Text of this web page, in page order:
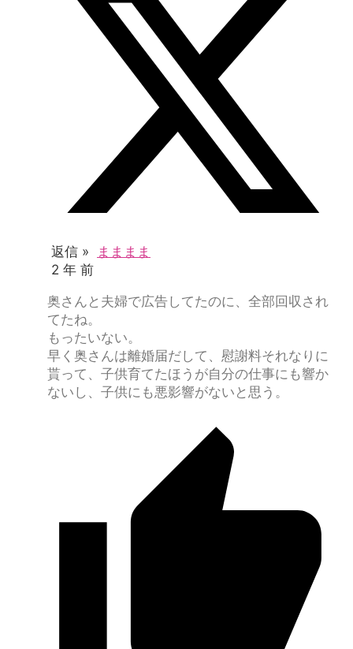
返信 »
まままま
2 年 前
奥さんと夫婦で広告してたのに、全部回収され
てたね。
もったいない。
早く奥さんは離婚届だして、慰謝料それなりに
貰って、子供育てたほうが自分の仕事にも響か
ないし、子供にも悪影響がないと思う。